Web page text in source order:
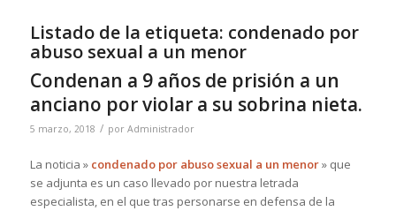
Listado de la etiqueta: condenado por
abuso sexual a un menor
Condenan a 9 años de prisión a un
anciano por violar a su sobrina nieta.
5 marzo, 2018 / por Administrador
La noticia » condenado por abuso sexual a un menor» que
se adjunta es un caso llevado por nuestra letrada
especialista, en el que tras personarse en defensa de la